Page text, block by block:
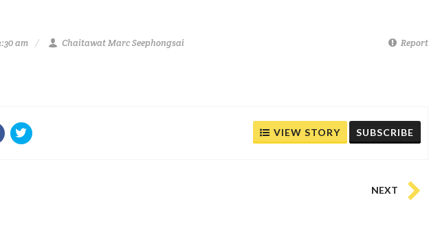
am Chaitawat Marc Seephongsai Report
VIEW STORY SUBSCRIBE
NEXT